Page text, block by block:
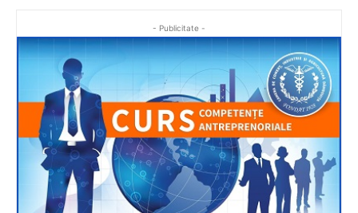
- Publicitate -